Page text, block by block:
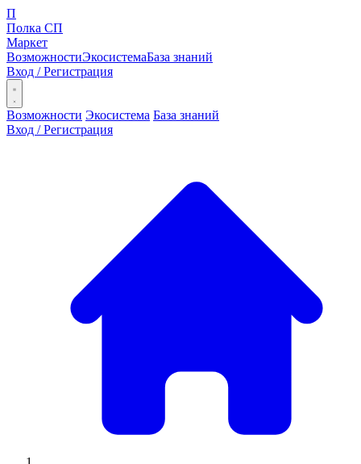
П
Полка СП
Маркет
ВозможностиЭкосистемаБаза знаний
Вход / Регистрация
Открыть меню
Возможности Экосистема База знаний
Вход / Регистрация